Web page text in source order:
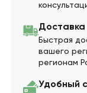
Доставка
Быстрая
вашего
регионам
Удобный